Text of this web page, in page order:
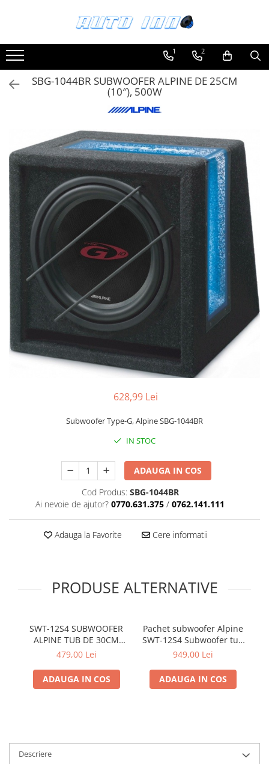
Montaj Sisteme Audio Auto
Accesorii interior
Covorase cauciuc auto dedicate
Huse scaun auto dedicate
Odorizant Auto
Plase portbagaj
Tavite portbagaj auto
Pachete Audio
Accesorii Sisteme Audio
Conectica
Cupla carkit
Cupla radio aftermarket
Cupla radio OEM
Inele boxe auto
Rame radio 1DIN
Rame radio 2DIN
Conectori Difuzoare
Difuzoare, boxe auto coaxiale
Difuzoare-Sisteme / Componente
Insonorizant Auto
Subwoofer
Alarme auto Alarme masina
Echipamente atelier
Consumabile Service
Instrumente Atelier
Set clipsuri auto de plastic
Accesorii auto
Incalzire scaune
1 2
SBG-1044BR SUBWOOFER ALPINE DE 25CM
(10″), 500W
628,99 Lei
Subwoofer Type-G, Alpine SBG-1044BR
IN STOC
ADAUGA IN COS
Cod Produs: SBG-1044BR
Ai nevoie de ajutor? 0770.631.375 / 0762.141.111
Adauga la Favorite Cere informatii
PRODUSE ALTERNATIVE
SWT-12S4 SUBWOOFER
ALPINE TUB DE 30CM
(12"), 1000W
479,00 Lei
ADAUGA IN COS
Pachet subwoofer Alpine
SWT-12S4 Subwoofer tub
30cm (12″) + BBX-T600
canale + 350940 kit
cabluri Aiv 10mm²
949,00 Lei
ADAUGA IN COS
Descriere